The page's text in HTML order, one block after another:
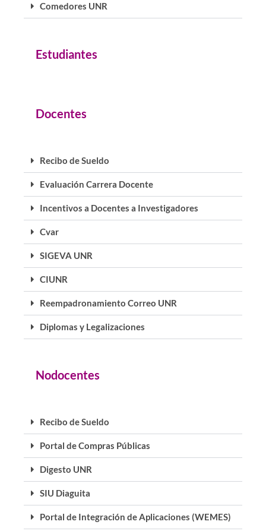
Comedores UNR
Estudiantes
Docentes
Recibo de Sueldo
Evaluación Carrera Docente
Incentivos a Docentes a Investigadores
Cvar
SIGEVA UNR
CIUNR
Reempadronamiento Correo UNR
Diplomas y Legalizaciones
Nodocentes
Recibo de Sueldo
Portal de Compras Públicas
Digesto UNR
SIU Diaguita
Portal de Integración de Aplicaciones (WEMES)